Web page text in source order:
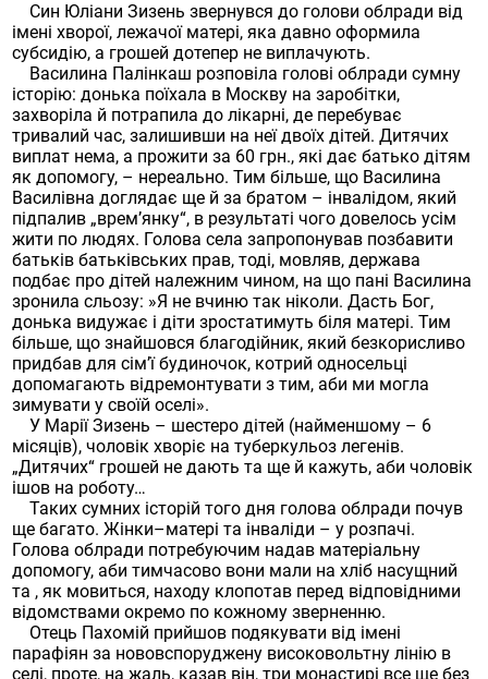
Син Юліани Зизень звернувся до голови облради від
імені хворої, лежачої матері, яка давно оформила
субсидію, а грошей дотепер не виплачують.
Василина Палінкаш розповіла голові облради сумну
історію: донька поїхала в Москву на заробітки,
захворіла й потрапила до лікарні, де перебуває
тривалий час, залишивши на неї двоїх дітей. Дитячих
виплат нема, а прожити за 60 грн., які дає батько дітям
як допомогу, – нереально. Тим більше, що Василина
Василівна доглядає ще й за братом – інвалідом, який
підпалив „врем’янку“, в результаті чого довелось усім
жити по людях. Голова села запропонував позбавити
батьків батьківських прав, тоді, мовляв, держава
подбає про дітей належним чином, на що пані Василина
зронила сльозу: »Я не вчиню так ніколи. Дасть Бог,
донька видужає і діти зростатимуть біля матері. Тим
більше, що знайшовся благодійник, який безкорисливо
придбав для сім’ї будиночок, котрий односельці
допомагають відремонтувати з тим, аби ми могла
зимувати у своїй оселі».
У Марії Зизень – шестеро дітей (найменшому – 6
місяців), чоловік хворіє на туберкульоз легенів.
„Дитячих“ грошей не дають та ще й кажуть, аби чоловік
ішов на роботу…
Таких сумних історій того дня голова облради почув
ще багато. Жінки–матері та інваліди – у розпачі.
Голова облради потребуючим надав матеріальну
допомогу, аби тимчасово вони мали на хліб насущний
та , як мовиться, находу клопотав перед відповідними
відомствами окремо по кожному зверненню.
Отець Пахомій прийшов подякувати від імені
парафіян за нововспоруджену високовольтну лінію в
селі, проте, на жаль, казав він, три монастирі все ще без